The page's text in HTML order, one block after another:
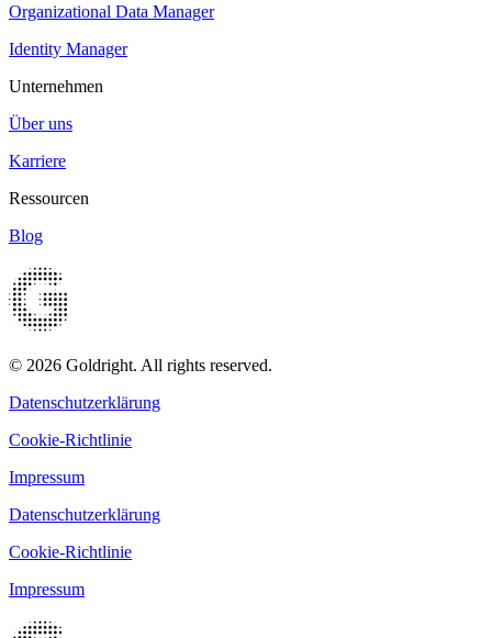
Organizational Data Manager
Identity Manager
Unternehmen
Über uns
Karriere
Ressourcen
Blog
© 2026 Goldright. All rights reserved.
Datenschutzerklärung
Cookie-Richtlinie
Impressum
Datenschutzerklärung
Cookie-Richtlinie
Impressum